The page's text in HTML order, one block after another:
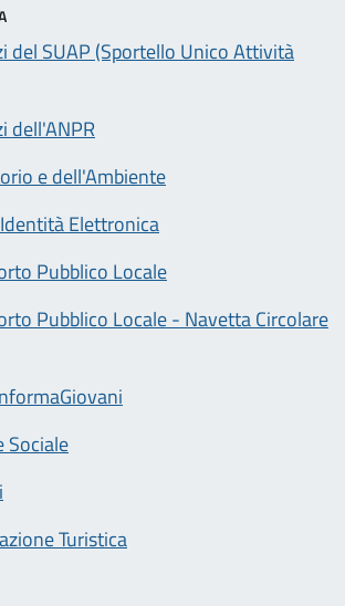
del SUAP (Sportello Unico Attività
dell'ANPR
e dell'Ambiente
Elettronica
Pubblico Locale
Pubblico Locale - Navetta Circolare
Sociale
Turistica